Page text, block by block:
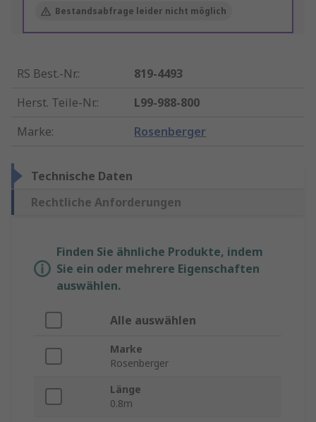
Bestandsabfrage leider nicht möglich
RS Best.-Nr.:
819-4493
Herst. Teile-Nr.:
L99-988-800
Marke: Rosenberger
Technische Daten
Rechtliche Anforderungen
Finden Sie ähnliche Produkte, indem
Sie ein oder mehrere Eigenschaften
auswählen.
Alle auswählen
Marke
Rosenberger
Länge
0.8m